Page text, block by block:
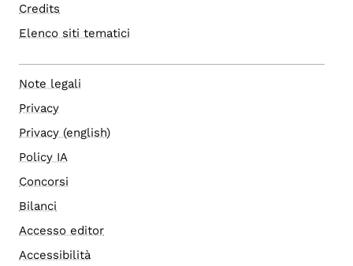
Credits
Elenco siti tematici
Note legali
Privacy
Privacy (english)
Policy IA
Concorsi
Bilanci
Accesso editor
Accessibilità